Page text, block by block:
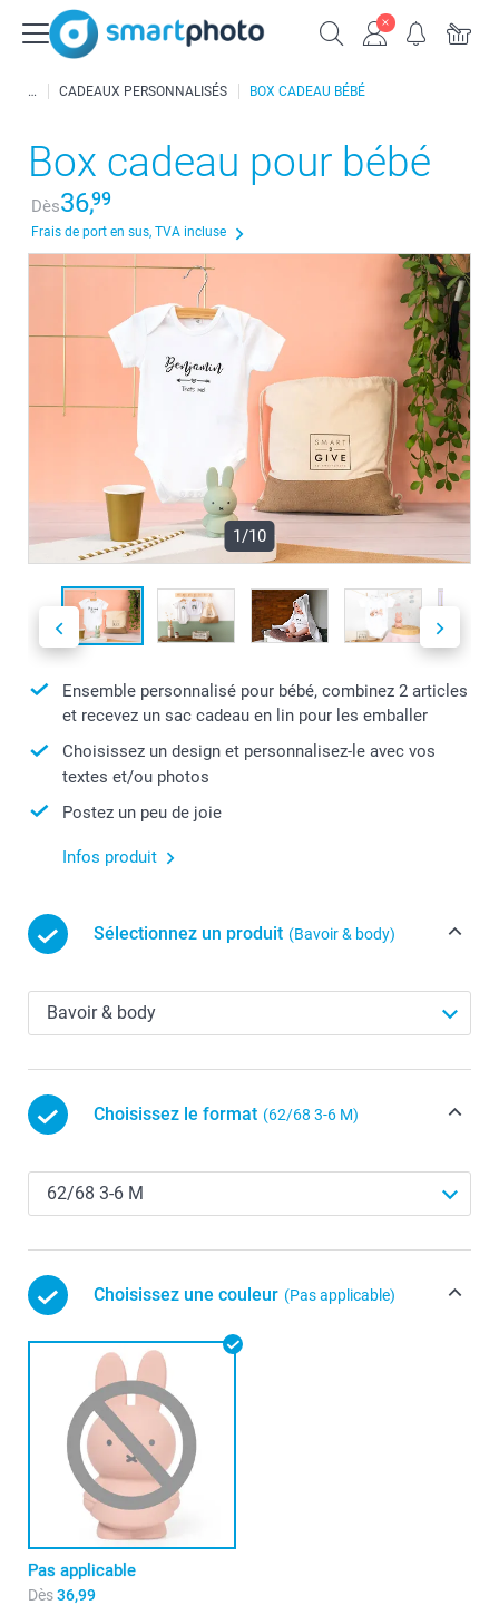
CADEAUX PERSONNALISÉS BOX CADEAU BÉBÉ
Box cadeau pour bébé
Dès36,99
Frais de port en sus, TVA incluse
1/10
Ensemble personnalisé pour bébé, combinez 2 articles
et recevez un sac cadeau en lin pour les emballer
Choisissez un design et personnalisez-le avec vos
textes et/ou photos
Postez un peu de joie
Infos produit
Sélectionnez un produit (Bavoir & body)
Choisissez le format (62/68 3-6 M)
Choisissez une couleur (Pas applicable)
Pas applicable
Dès36,99